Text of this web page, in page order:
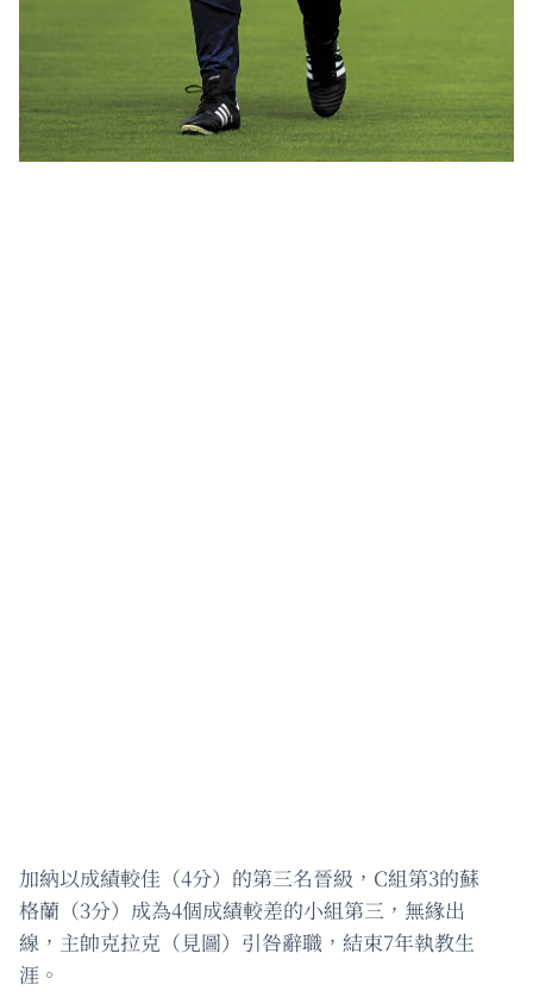
加納以成績較佳（4分）的第三名晉級，C組第3的蘇
格蘭（3分）成為4個成績較差的小組第三，無緣出
線，主帥克拉克（見圖）引咎辭職，結束7年執教生
涯。